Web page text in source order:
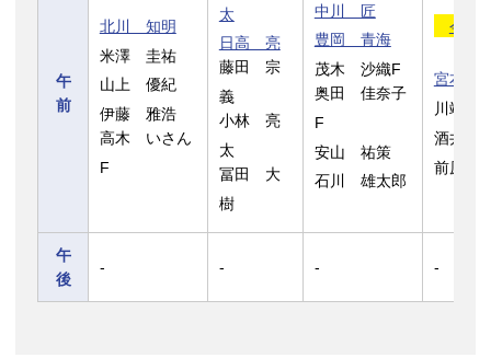
午
前
北川 知明
米澤 圭祐
山上 優紀
伊藤 雅浩
高木 いさん
F
太
日高 亮
藤田 宗
義
小林 亮
太
冨田 大
樹
中川 匠
豊岡 青海
茂木 沙織F
奥田 佳奈子
F
安山 祐策
石川 雄太郎
今西
宮本
川端
酒井
前原
午
後
- - - -